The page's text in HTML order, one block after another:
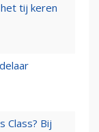
tij keren
Class? Bij